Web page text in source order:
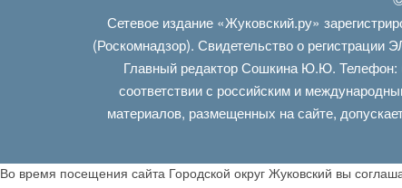
Сетевое издание «Жуковский.ру»
(Роскомнадзор). Свидетельство о
Главный редактор Сошкина Ю.Ю. Телефон:
соответствии с российским и
материалов, размещенных на сайте,
Во время посещения сайта Городской округ Жуковский вы